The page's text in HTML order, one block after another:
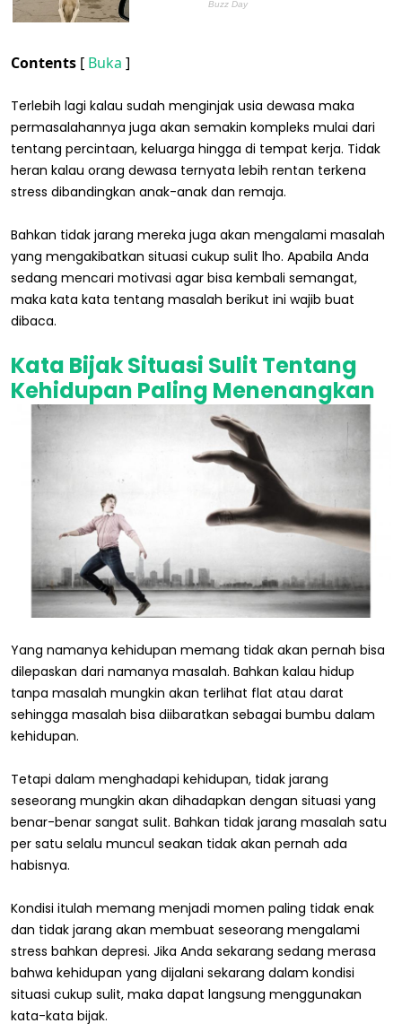
Contents [ Buka ]
Terlebih lagi kalau sudah menginjak usia dewasa maka
permasalahannya juga akan semakin kompleks mulai dari
tentang percintaan, keluarga hingga di tempat kerja. Tidak
heran kalau orang dewasa ternyata lebih rentan terkena
stress dibandingkan anak-anak dan remaja.
Bahkan tidak jarang mereka juga akan mengalami masalah
yang mengakibatkan situasi cukup sulit lho. Apabila Anda
sedang mencari motivasi agar bisa kembali semangat,
maka kata kata tentang masalah berikut ini wajib buat
dibaca.
Kata Bijak Situasi Sulit Tentang
Kehidupan Paling Menenangkan
Yang namanya kehidupan memang tidak akan pernah bisa
dilepaskan dari namanya masalah. Bahkan kalau hidup
tanpa masalah mungkin akan terlihat flat atau darat
sehingga masalah bisa diibaratkan sebagai bumbu dalam
kehidupan.
Tetapi dalam menghadapi kehidupan, tidak jarang
seseorang mungkin akan dihadapkan dengan situasi yang
benar-benar sangat sulit. Bahkan tidak jarang masalah satu
per satu selalu muncul seakan tidak akan pernah ada
habisnya.
Kondisi itulah memang menjadi momen paling tidak enak
dan tidak jarang akan membuat seseorang mengalami
stress bahkan depresi. Jika Anda sekarang sedang merasa
bahwa kehidupan yang dijalani sekarang dalam kondisi
situasi cukup sulit, maka dapat langsung menggunakan
kata-kata bijak.